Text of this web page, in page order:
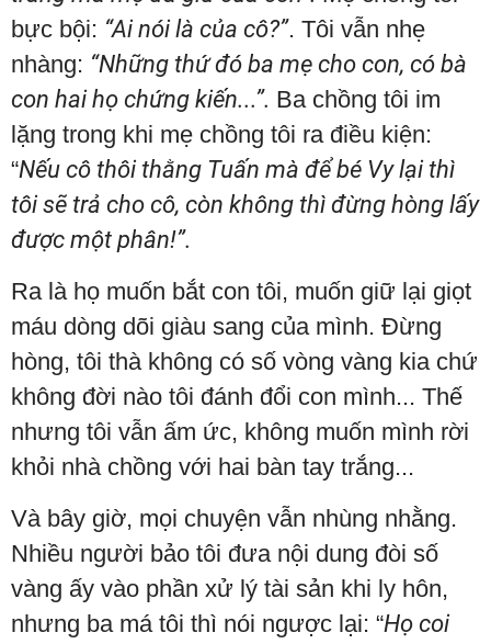
bực bội: “Ai nói là của cô?”. Tôi vẫn nhẹ
nhàng: “Những thứ đó ba mẹ cho con, có bà
con hai họ chứng kiến...”. Ba chồng tôi im
lặng trong khi mẹ chồng tôi ra điều kiện:
“Nếu cô thôi thằng Tuấn mà để bé Vy lại thì
tôi sẽ trả cho cô, còn không thì đừng hòng lấy
được một phân!”.
Ra là họ muốn bắt con tôi, muốn giữ lại giọt
máu dòng dõi giàu sang của mình. Đừng
hòng, tôi thà không có số vòng vàng kia chứ
không đời nào tôi đánh đổi con mình... Thế
nhưng tôi vẫn ấm ức, không muốn mình rời
khỏi nhà chồng với hai bàn tay trắng...
Và bây giờ, mọi chuyện vẫn nhùng nhằng.
Nhiều người bảo tôi đưa nội dung đòi số
vàng ấy vào phần xử lý tài sản khi ly hôn,
nhưng ba má tôi thì nói ngược lại: “Họ coi